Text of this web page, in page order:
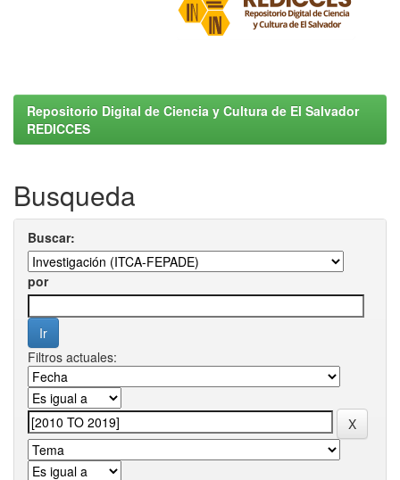
Repositorio Digital de Ciencia y Cultura de El Salvador
REDICCES
Busqueda
Buscar:
por
Filtros actuales: